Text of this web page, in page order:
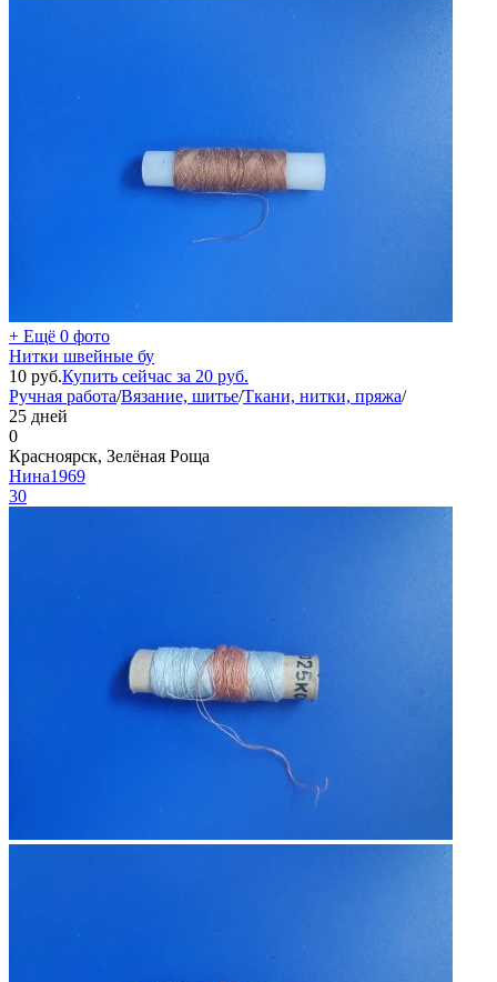
+ Ещё 0 фото
Нитки швейные бу
10 руб.Купить сейчас за 20 руб.
Ручная работа/Вязание, шитье/Ткани, нитки, пряжа/
25 дней
0
Красноярск, Зелёная Роща
Нина1969
30